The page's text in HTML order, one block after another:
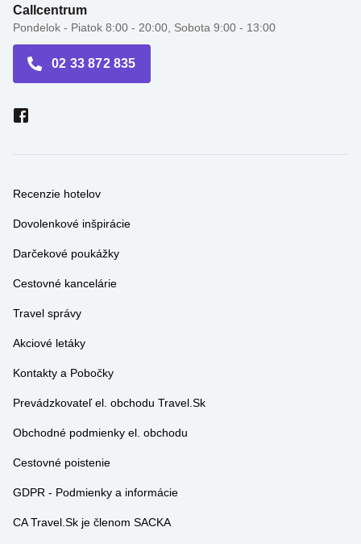
02 33 872 835
Dovolenkové inšpirácie
Darčekové poukážky
Cestovné kancelárie
Travel správy
Akciové letáky
Kontakty a Pobočky
Prevádzkovateľ el. obchodu Travel.Sk
Obchodné podmienky el. obchodu
Cestovné poistenie
GDPR - Podmienky a informácie
CA Travel.Sk je členom SACKA